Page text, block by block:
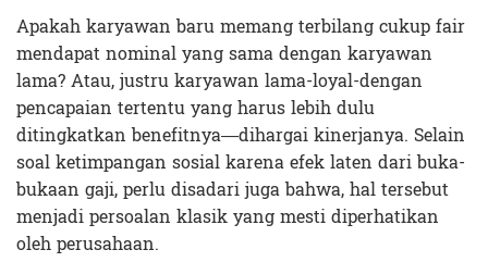
Apakah karyawan baru memang terbilang cukup fair
mendapat nominal yang sama dengan karyawan
lama? Atau, justru karyawan lama-loyal-dengan
pencapaian tertentu yang harus lebih dulu
ditingkatkan benefitnya—dihargai kinerjanya. Selain
soal ketimpangan sosial karena efek laten dari buka-
bukaan gaji, perlu disadari juga bahwa, hal tersebut
menjadi persoalan klasik yang mesti diperhatikan
oleh perusahaan.